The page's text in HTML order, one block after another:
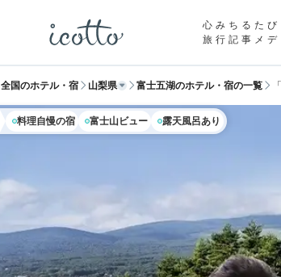
心みちるたび
旅行記事メ
全国のホテル・宿 山梨県 富士五湖のホテル・宿の一覧
料理自慢の宿 富士山ビュー 露天風呂あり